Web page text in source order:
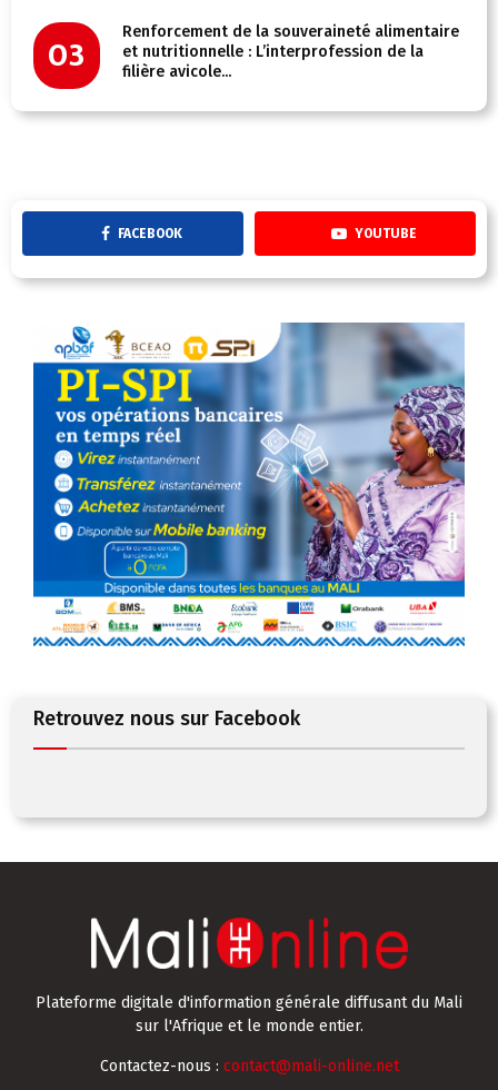
03
Renforcement de la souveraineté alimentaire
et nutritionnelle : L’interprofession de la
filière avicole...
FACEBOOK YOUTUBE
Retrouvez nous sur Facebook
Plateforme digitale d'information générale diffusant du Mali
sur l'Afrique et le monde entier.
Contactez-nous : contact@mali-online.net